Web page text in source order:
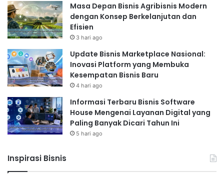
Masa Depan Bisnis Agribisnis Modern
dengan Konsep Berkelanjutan dan
Efisien
3 hari ago
Update Bisnis Marketplace Nasional:
Inovasi Platform yang Membuka
Kesempatan Bisnis Baru
4 hari ago
Informasi Terbaru Bisnis Software
House Mengenai Layanan Digital yang
Paling Banyak Dicari Tahun Ini
5 hari ago
Inspirasi Bisnis